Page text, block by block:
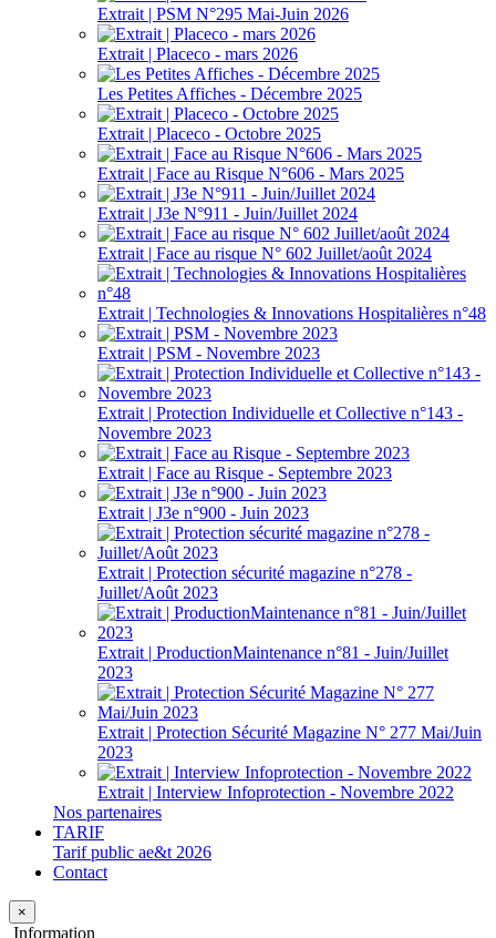
Extrait | PSM N°295 Mai-Juin 2026
Extrait | Placeco - mars 2026
Les Petites Affiches - Décembre 2025
Extrait | Placeco - Octobre 2025
Extrait | Face au Risque N°606 - Mars 2025
Extrait | J3e N°911 - Juin/Juillet 2024
Extrait | Face au risque N° 602 Juillet/août 2024
Extrait | Technologies & Innovations Hospitalières n°48
Extrait | PSM - Novembre 2023
Extrait | Protection Individuelle et Collective n°143 -
Novembre 2023
Extrait | Face au Risque - Septembre 2023
Extrait | J3e n°900 - Juin 2023
Extrait | Protection sécurité magazine n°278 -
Juillet/Août 2023
Extrait | ProductionMaintenance n°81 - Juin/Juillet
2023
Extrait | Protection Sécurité Magazine N° 277 Mai/Juin
2023
Extrait | Interview Infoprotection - Novembre 2022
Nos partenaires
TARIF
Tarif public ae&t 2026
Contact
×
Information